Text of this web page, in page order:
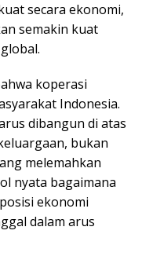
secara ekonomi,
semakin kuat
koperasi
Indonesia.
dibangun di atas
bukan
melemahkan
nyata bagaimana
ekonomi
dalam arus